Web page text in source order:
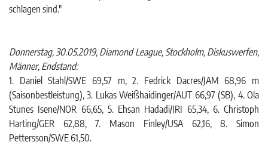
schlagen sind."
Donnerstag, 30.05.2019, Diamond League, Stockholm, Diskuswerfen,
Männer, Endstand:
1. Daniel Stahl/SWE 69,57 m, 2. Fedrick Dacres/JAM 68,96 m
(Saisonbestleistung), 3. Lukas Weißhaidinger/AUT 66,97 (SB), 4. Ola
Stunes Isene/NOR 66,65, 5. Ehsan Hadadi/IRI 65,34, 6. Christoph
Harting/GER 62,88, 7. Mason Finley/USA 62,16, 8. Simon
Pettersson/SWE 61,50.